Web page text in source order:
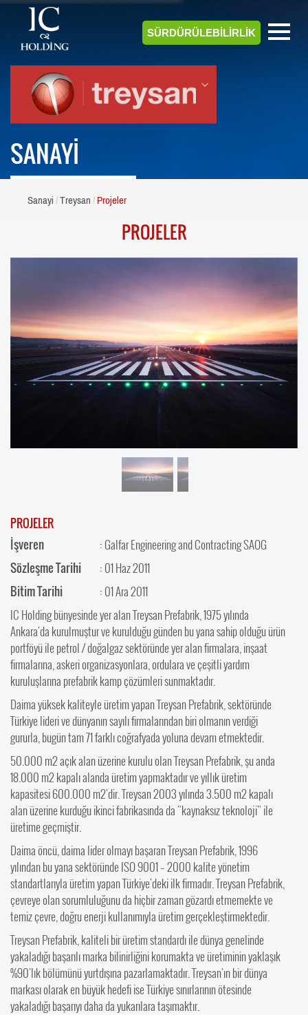
SÜRDÜRÜLEBİLİRLİK
SANAYİ
Sanayi Treysan Projeler
PROJELER
PROJELER
İşveren
: Galfar Engineering and Contracting SAOG
Sözleşme Tarihi
: 01 Haz 2011
Bitim Tarihi
: 01 Ara 2011
IC Holding bünyesinde yer alan Treysan Prefabrik, 1975 yılında
Ankara'da kurulmuştur ve kurulduğu günden bu yana sahip olduğu ürün
portföyü ile petrol / doğalgaz sektöründe yer alan firmalara, inşaat
firmalarına, askeri organizasyonlara, ordulara ve çeşitli yardım
kuruluşlarına prefabrik kamp çözümleri sunmaktadır.
Daima yüksek kaliteyle üretim yapan Treysan Prefabrik, sektöründe
Türkiye lideri ve dünyanın sayılı firmalarından biri olmanın verdiği
gururla, bugün tam 71 farklı coğrafyada yoluna devam etmektedir.
50.000 m2 açık alan üzerine kurulu olan Treysan Prefabrik, şu anda
18.000 m2 kapalı alanda üretim yapmaktadır ve yıllık üretim
kapasitesi 600.000 m2'dir. Treysan 2003 yılında 3.500 m2 kapalı
alan üzerine kurduğu ikinci fabrikasında da "kaynaksız teknoloji" ile
üretime geçmiştir.
Daima öncü, daima lider olmayı başaran Treysan Prefabrik, 1996
yılından bu yana sektöründe ISO 9001 – 2000 kalite yönetim
standartlarıyla üretim yapan Türkiye'deki ilk firmadır. Treysan Prefabrik,
çevreye olan sorumluluğunu da hiçbir zaman gözardı etmemekte ve
temiz çevre, doğru enerji kullanımıyla üretim gerçekleştirmektedir.
Treysan Prefabrik, kaliteli bir üretim standardı ile dünya genelinde
yakaladığı başarılı marka bilinirliğini korumakta ve üretiminin yaklaşık
%90'lık bölümünü yurtdışına pazarlamaktadır. Treysan'ın bir dünya
markası olarak en büyük hedefi ise Türkiye sınırlarının ötesinde
yakaladığı başarıyı daha da yukarılara taşımaktır.